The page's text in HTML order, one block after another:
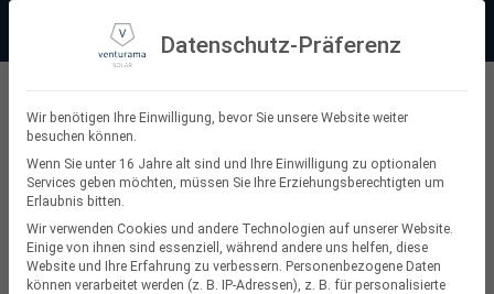
springen
+49 (0) 64 64 37 19 5 - 0
Suchen
nach:
Solaranlagen Komplettsets mit Speicher
Datenschutz-Präferenz
Wir benötigen Ihre Einwilligung, bevor Sie unsere Website weiter
besuchen können.
Wenn Sie unter 16 Jahre alt sind und Ihre Einwilligung zu optionalen
Services geben möchten, müssen Sie Ihre Erziehungsberechtigten um
Erlaubnis bitten.
Wir verwenden Cookies und andere Technologien auf unserer Website.
Einige von ihnen sind essenziell, während andere uns helfen, diese
Website und Ihre Erfahrung zu verbessern. Personenbezogene Daten
können verarbeitet werden (z. B. IP-Adressen), z. B. für personalisierte